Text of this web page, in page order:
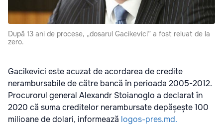
După 13 ani de procese, „dosarul Gacikevici” a fost reluat de la
zero.
Gacikevici este acuzat de acordarea de credite
nerambursabile de către bancă în perioada 2005-2012.
Procurorul general Alexandr Stoianoglo a declarat în
2020 că suma creditelor nerambursate depășește 100
milioane de dolari, informează logos-pres.md.